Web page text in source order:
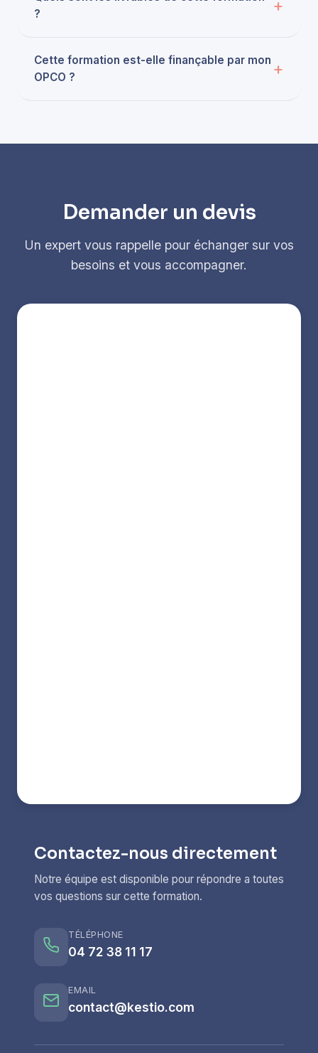
?
Cette formation est-elle finançable par mon
OPCO ?
Demander un devis
Un expert vous rappelle pour échanger sur vos
besoins et vous accompagner.
Contactez-nous directement
Notre équipe est disponible pour répondre a toutes
vos questions sur cette formation.
TÉLÉPHONE
04 72 38 11 17
EMAIL
contact@kestio.com